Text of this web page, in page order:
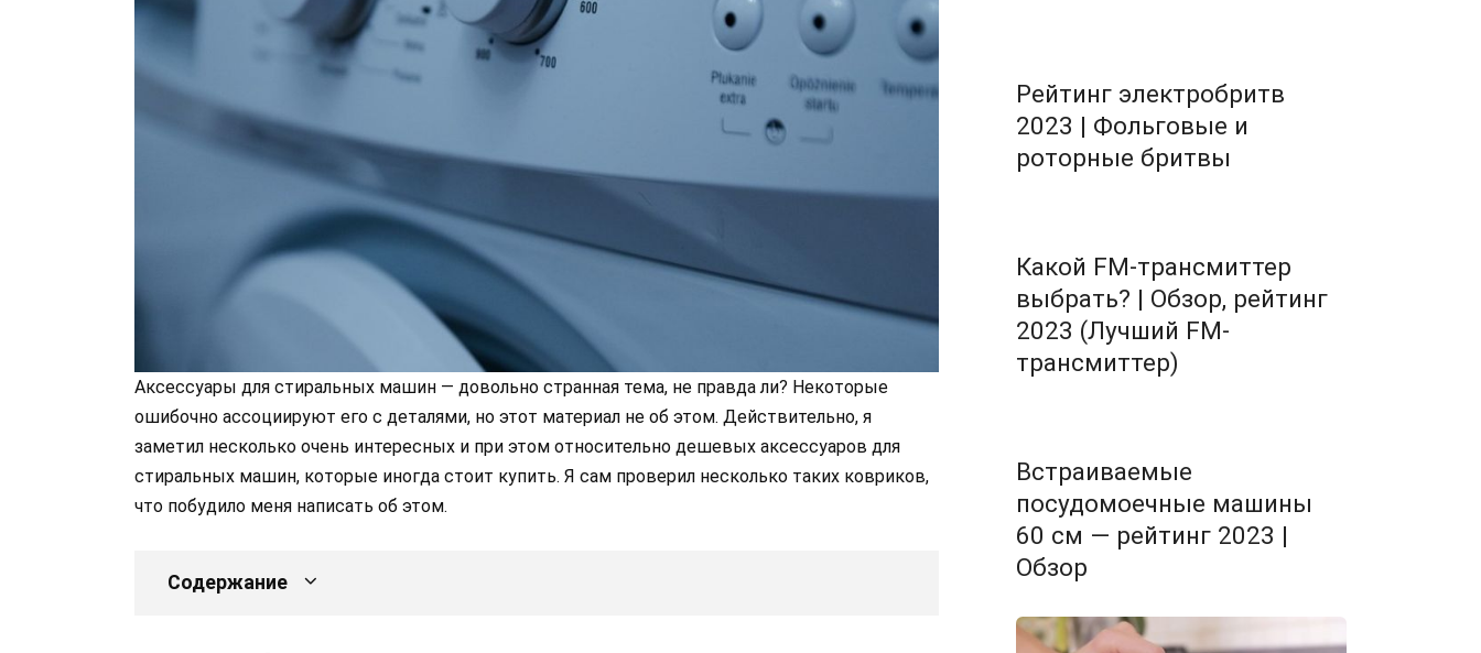
Аксессуары для стиральных машин — довольно странная тема, не правда ли? Некоторые
ошибочно ассоциируют его с деталями, но этот материал не об этом. Действительно, я
заметил несколько очень интересных и при этом относительно дешевых аксессуаров для
стиральных машин, которые иногда стоит купить. Я сам проверил несколько таких ковриков,
что побудило меня написать об этом.
Содержание
Рейтинг электробритв
2023 | Фольговые и
роторные бритвы
Какой FM-трансмиттер
выбрать? | Обзор, рейтинг
2023 (Лучший FM-
трансмиттер)
Встраиваемые
посудомоечные машины
60 см — рейтинг 2023 |
Обзор